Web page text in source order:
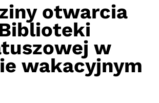
otwarcia
w
wakacyjnym